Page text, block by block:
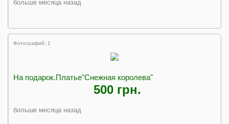
больше месяца назад
Фотографий: 1
На подарок.Платье"Снежная королева"
500 грн.
больше месяца назад